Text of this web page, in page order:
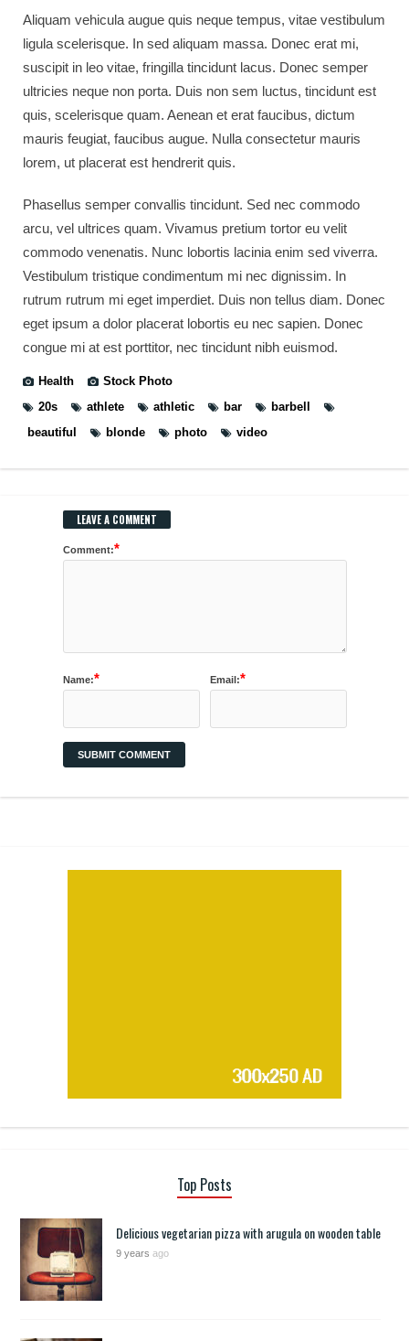
Aliquam vehicula augue quis neque tempus, vitae vestibulum
ligula scelerisque. In sed aliquam massa. Donec erat mi,
suscipit in leo vitae, fringilla tincidunt lacus. Donec semper
ultricies neque non porta. Duis non sem luctus, tincidunt est
quis, scelerisque quam. Aenean et erat faucibus, dictum
mauris feugiat, faucibus augue. Nulla consectetur mauris
lorem, ut placerat est hendrerit quis.
Phasellus semper convallis tincidunt. Sed nec commodo
arcu, vel ultrices quam. Vivamus pretium tortor eu velit
commodo venenatis. Nunc lobortis lacinia enim sed viverra.
Vestibulum tristique condimentum mi nec dignissim. In
rutrum rutrum mi eget imperdiet. Duis non tellus diam. Donec
eget ipsum a dolor placerat lobortis eu nec sapien. Donec
congue mi at est porttitor, nec tincidunt nibh euismod.
Health
Stock Photo
20s
athlete athletic bar
barbell
beautiful
blonde photo video
LEAVE A COMMENT
Comment:*
Name:* Email:*
Top Posts
Delicious vegetarian pizza with arugula on wooden table
9 yearsago